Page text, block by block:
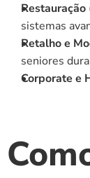
Restauração
sistemas
Retalho e
seniores
Corporate e